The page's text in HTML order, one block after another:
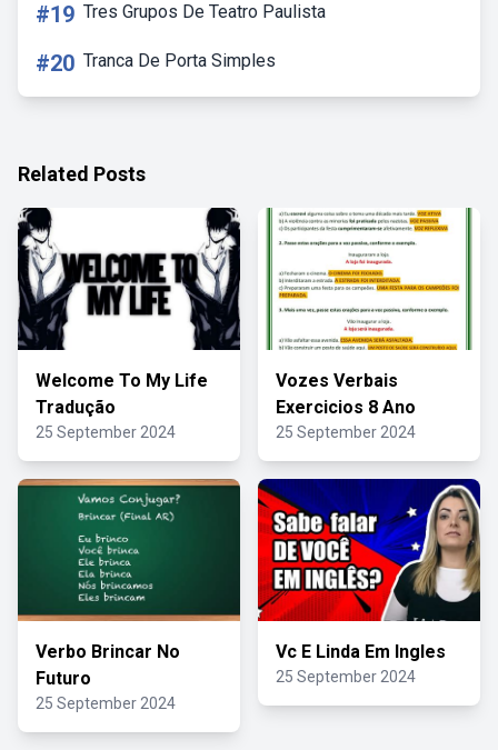
#19 Tres Grupos De Teatro Paulista
#20 Tranca De Porta Simples
Related Posts
Welcome To My Life
Tradução
25 September 2024
Vozes Verbais
Exercicios 8 Ano
25 September 2024
Verbo Brincar No
Futuro
25 September 2024
Vc E Linda Em Ingles
25 September 2024